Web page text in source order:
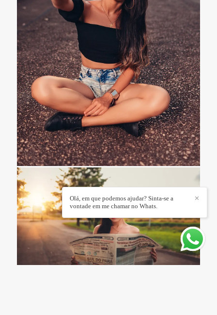
✕
Olá, em que podemos ajudar? Sinta-se a
vontade em me chamar no Whats.